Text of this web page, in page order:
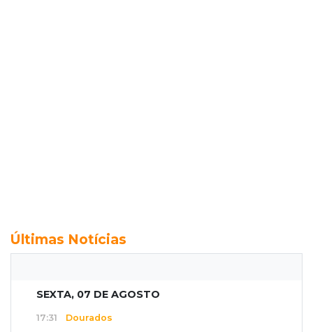
Últimas Notícias
SEXTA, 07 DE AGOSTO
17:31 Dourados